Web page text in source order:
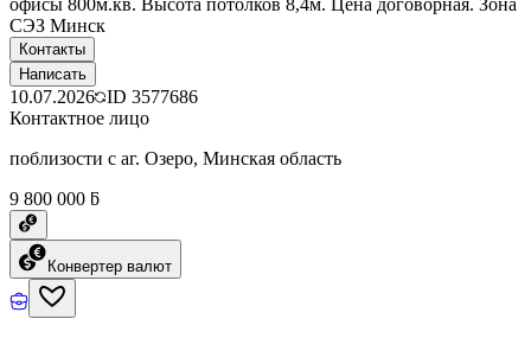
СЭЗ Минск
Контакты
Написать
10.07.2026 ID 3577686
Контактное лицо
поблизости с аг. Озеро, Минская область
9 800 000 ƃ
Конвертер валют